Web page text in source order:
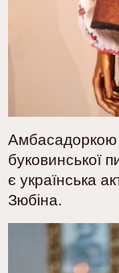
Амбасадоркою
буковинської
є українська
Зюбіна.